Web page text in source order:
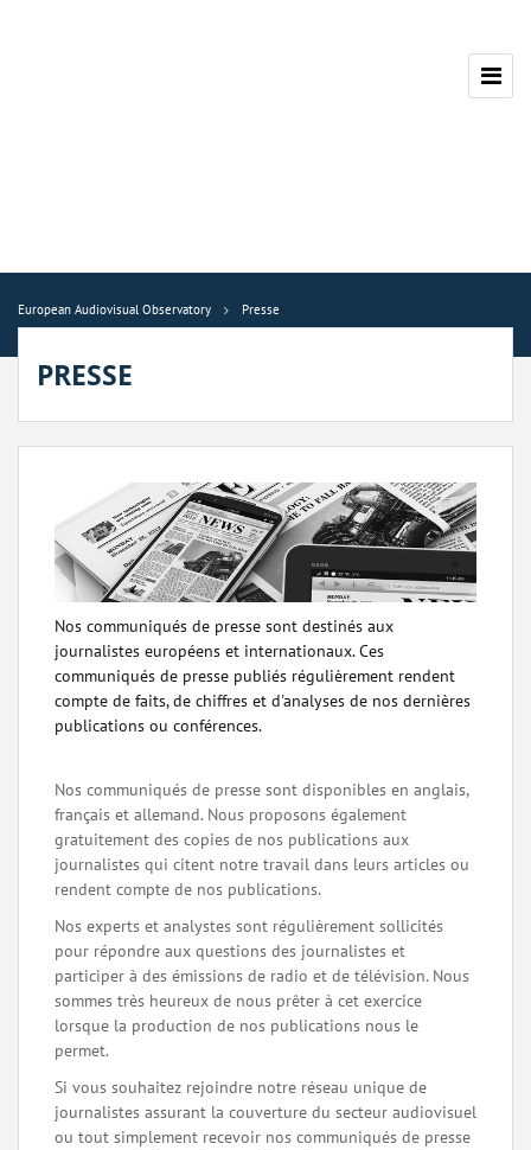
European Audiovisual Observatory Presse
PRESSE
Nos communiqués de presse sont destinés aux
journalistes européens et internationaux. Ces
communiqués de presse publiés régulièrement rendent
compte de faits, de chiffres et d'analyses de nos dernières
publications ou conférences.
Nos communiqués de presse sont disponibles en anglais,
français et allemand. Nous proposons également
gratuitement des copies de nos publications aux
journalistes qui citent notre travail dans leurs articles ou
rendent compte de nos publications.
Nos experts et analystes sont régulièrement sollicités
pour répondre aux questions des journalistes et
participer à des émissions de radio et de télévision. Nous
sommes très heureux de nous prêter à cet exercice
lorsque la production de nos publications nous le
permet.
Si vous souhaitez rejoindre notre réseau unique de
journalistes assurant la couverture du secteur audiovisuel
ou tout simplement recevoir nos communiqués de presse